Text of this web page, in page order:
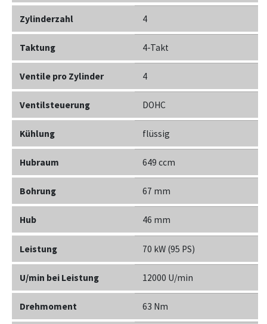
Zylinderzahl 4
Taktung 4-Takt
Ventile pro Zylinder 4
Ventilsteuerung DOHC
Kühlung flüssig
Hubraum 649 ccm
Bohrung 67 mm
Hub 46 mm
Leistung 70 kW (95 PS)
U/min bei Leistung 12000 U/min
Drehmoment 63 Nm